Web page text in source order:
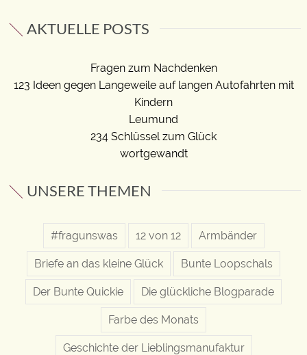
AKTUELLE POSTS
Fragen zum Nachdenken
123 Ideen gegen Langeweile auf langen Autofahrten mit
Kindern
Leumund
234 Schlüssel zum Glück
wortgewandt
UNSERE THEMEN
#fragunswas 12 von 12 Armbänder
Briefe an das kleine Glück Bunte Loopschals
Der Bunte Quickie Die glückliche Blogparade
Farbe des Monats
Geschichte der Lieblingsmanufaktur